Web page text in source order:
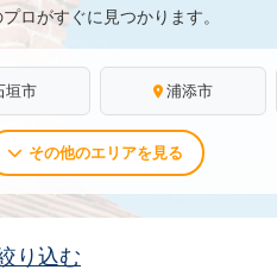
ロがすぐに見つかります。
垣市 浦添市
その他のエリアを見る
り込む